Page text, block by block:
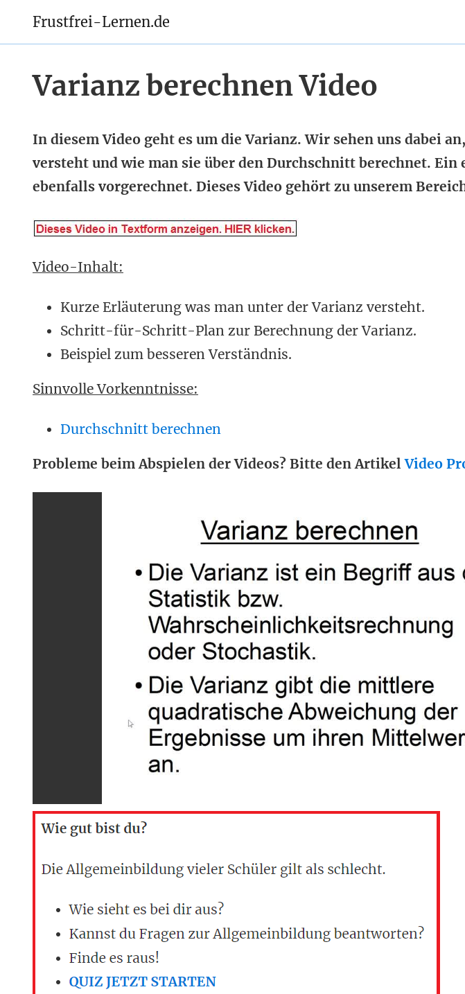
Frustfrei-Lernen.de
Varianz berechnen Video
In diesem Video geht es um die Varianz. Wir sehen uns dabei
versteht und wie man sie über den Durchschnitt berechnet. Ein
ebenfalls vorgerechnet. Dieses Video gehört zu unserem
Video-Inhalt:
Kurze Erläuterung was man unter der Varianz versteht.
Schritt-für-Schritt-Plan zur Berechnung der Varianz.
Beispiel zum besseren Verständnis.
Sinnvolle Vorkenntnisse:
Durchschnitt berechnen
Probleme beim Abspielen der Videos? Bitte den ArtikelVideo